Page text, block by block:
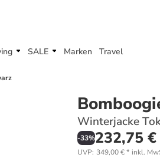
SALE Marken Travel
Winterjacke
-33%232,75 €
UVP: 349,00 €* inkl.